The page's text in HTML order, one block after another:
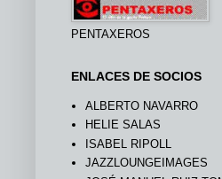
PENTAXEROS
ENLACES DE SOCIOS
ALBERTO NAVARRO
HELIE SALAS
ISABEL RIPOLL
JAZZLOUNGEIMAGES